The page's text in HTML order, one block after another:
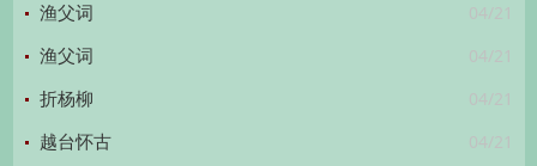
04/21
渔父词
04/21
渔父词
04/21
折杨柳
04/21
越台怀古